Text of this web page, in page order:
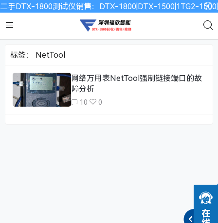
二手DTX-1800测试仪销售：DTX-1800|DTX-1500|1TG2-
标签： NetTool
网络万用表NetTool强制链接端口的故
障分析
10 0